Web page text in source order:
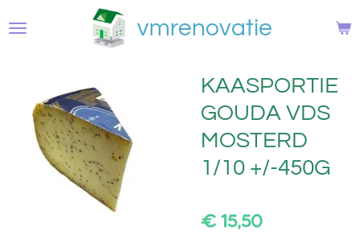
direct
hoofdinhoud
vmrenovatie
KAASPORTIE
GOUDA VDS
MOSTERD
1/10 +/-450G
€ 15,50